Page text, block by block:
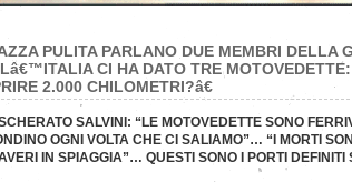
PULITA PARLANO DUE MEMBRI DELLA
CI HA DATO TRE MOTOVEDETTE:
2.000 CHILOMETRI?â€
SALVINI: “LE MOTOVEDETTE SONO
OGNI VOLTA CHE CI SALIAMO”… “I MORTI
IN SPIAGGIA”… QUESTI SONO I PORTI DEFINITI